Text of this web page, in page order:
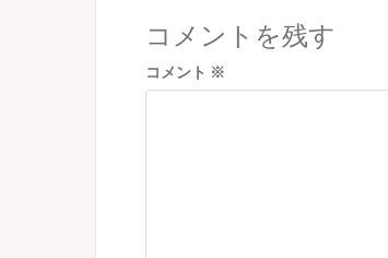
ビ
ゲ
ー
コメントを残す
コメント ※